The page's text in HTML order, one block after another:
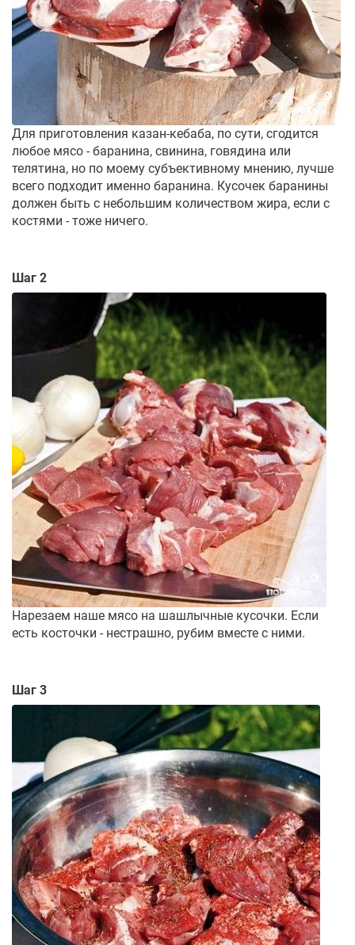
Для приготовления казан-кебаба, по сути, сгодится
любое мясо - баранина, свинина, говядина или
телятина, но по моему субъективному мнению, лучше
всего подходит именно баранина. Кусочек баранины
должен быть с небольшим количеством жира, если с
костями - тоже ничего.
Шаг 2
Нарезаем наше мясо на шашлычные кусочки. Если
есть косточки - нестрашно, рубим вместе с ними.
Шаг 3